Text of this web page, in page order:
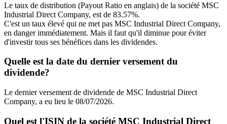
Le taux de distribution (Payout Ratio en anglais) de la société MSC
Industrial Direct Company, est de 83.57%.
C'est un taux élevé qui ne met pas MSC Industrial Direct Company,
en danger immédiatement. Mais il faut qu'il diminue pour éviter
d'investir tous ses bénéfices dans les dividendes.
Quelle est la date du dernier versement du
dividende?
Le dernier versement de dividende de MSC Industrial Direct
Company, a eu lieu le 08/07/2026.
Quel est l'ISIN de la société MSC Industrial Direct